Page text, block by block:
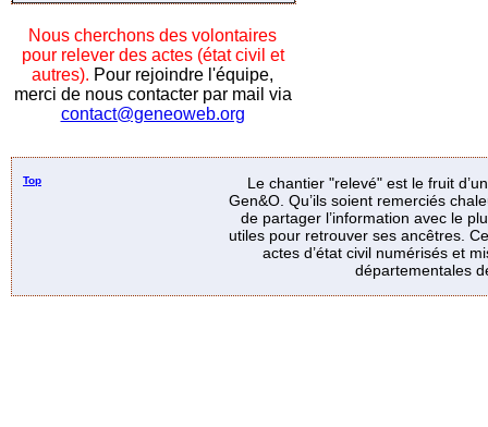
Nous cherchons des volontaires
pour relever des actes (état civil et
autres). Pour rejoindre l'équipe,
merci de nous contacter par mail via
contact@geneoweb.org
Top
Le chantier "relevé" est le fruit
Gen&O. Qu’ils soient remerciés
de partager l’information avec le
utiles pour retrouver ses ancêtres.
actes d’état civil numérisés et
départementales